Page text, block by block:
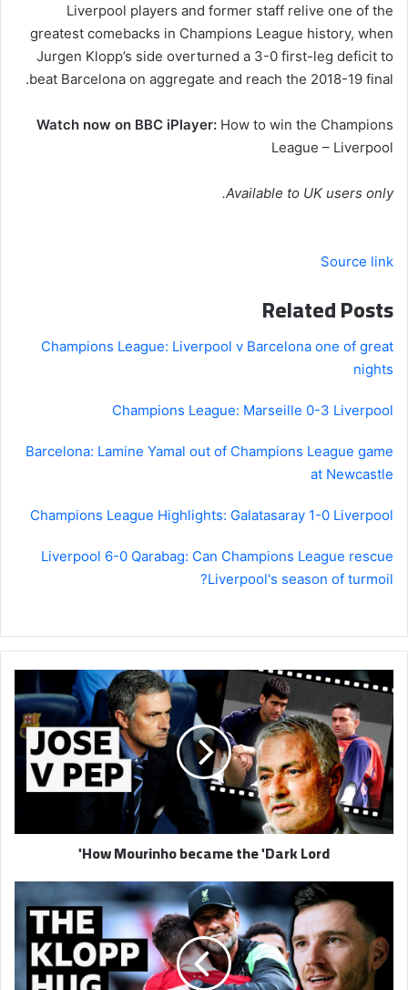
Liverpool players and former staff relive one of the
greatest comebacks in Champions League history, when
Jurgen Klopp’s side overturned a 3-0 first-leg deficit to
beat Barcelona on aggregate and reach the 2018-19 final.
Watch now on BBC iPlayer: How to win the Champions
League – Liverpool
Available to UK users only.
Source link
Related Posts
Champions League: Liverpool v Barcelona one of great
nights
Champions League: Marseille 0-3 Liverpool
Barcelona: Lamine Yamal out of Champions League game
at Newcastle
Champions League Highlights: Galatasaray 1-0 Liverpool
Liverpool 6-0 Qarabag: Can Champions League rescue
Liverpool's season of turmoil?
How
Mourinho
became
the
'Dark
Lord'
How Mourinho became the 'Dark Lord'
Alisson
&
Andy
Robertson